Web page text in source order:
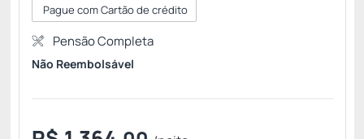
Pague com Cartão de crédito
Pensão Completa
Não Reembolsável